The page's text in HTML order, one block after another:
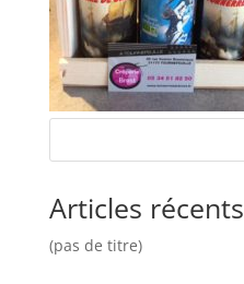
Articles récents
(pas de titre)